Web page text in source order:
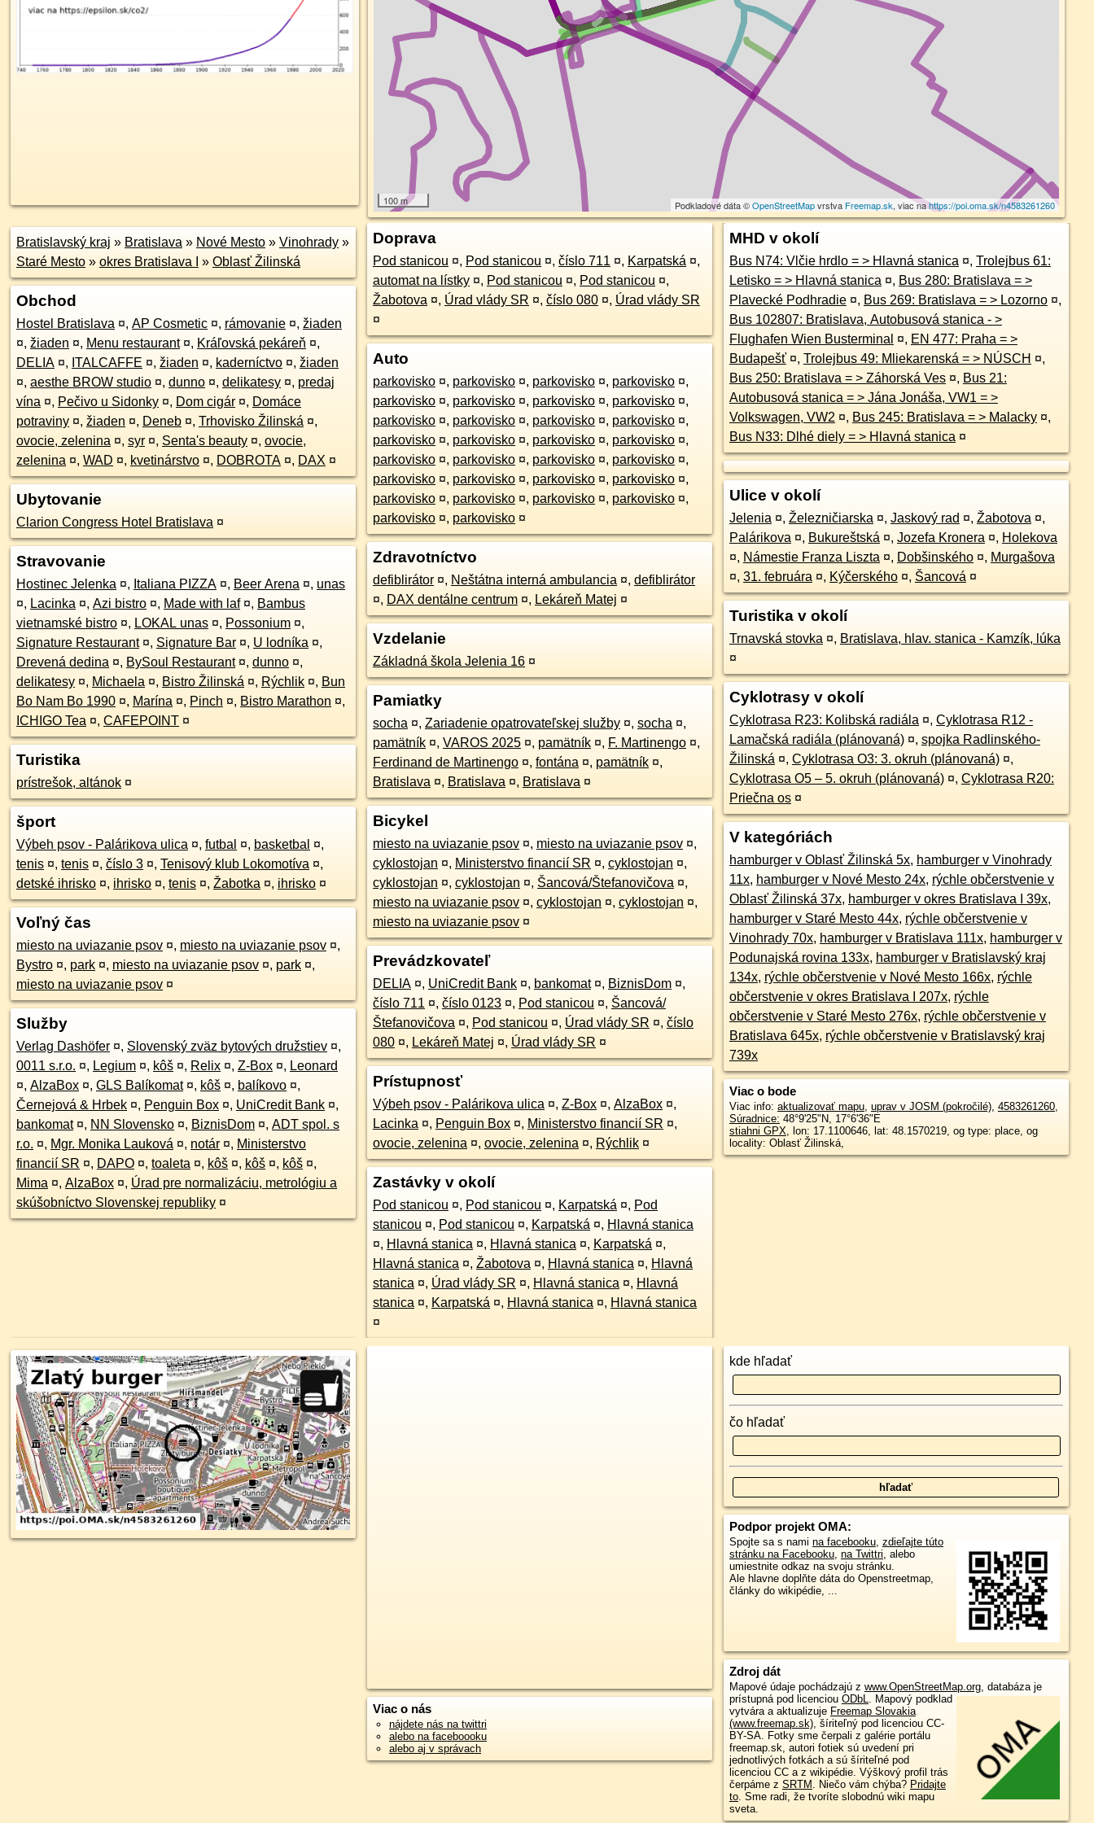
100 m Podkladové dáta ©OpenStreetMapvrstva Freemap.sk, viac nahttps://poi.oma.sk/n4583261260
Bratislavský kraj » Bratislava » Nové Mesto » Vinohrady »
Staré Mesto » okres Bratislava I » Oblasť Žilinská
Obchod
Hostel Bratislava ¤, AP Cosmetic ¤, rámovanie ¤, žiaden
¤, žiaden ¤, Menu restaurant ¤, Kráľovská pekáreň ¤,
DELIA ¤, ITALCAFFE ¤, žiaden ¤, kaderníctvo ¤, žiaden
¤, aesthe BROW studio ¤, dunno ¤, delikatesy ¤, predaj
vína ¤, Pečivo u Sidonky ¤, Dom cigár ¤, Domáce
potraviny ¤, žiaden ¤, Deneb ¤, Trhovisko Žilinská ¤,
ovocie, zelenina ¤, syr ¤, Senta's beauty ¤, ovocie,
zelenina ¤, WAD ¤, kvetinárstvo ¤, DOBROTA ¤, DAX ¤
Ubytovanie
Clarion Congress Hotel Bratislava ¤
Stravovanie
Hostinec Jelenka ¤, Italiana PIZZA ¤, Beer Arena ¤, unas
¤, Lacinka ¤, Azi bistro ¤, Made with laf ¤, Bambus
vietnamské bistro ¤, LOKAL unas ¤, Possonium ¤,
Signature Restaurant ¤, Signature Bar ¤, U lodníka ¤,
Drevená dedina ¤, BySoul Restaurant ¤, dunno ¤,
delikatesy ¤, Michaela ¤, Bistro Žilinská ¤, Rýchlik ¤, Bun
Bo Nam Bo 1990 ¤, Marína ¤, Pinch ¤, Bistro Marathon ¤,
ICHIGO Tea ¤, CAFEPOINT ¤
Turistika
prístrešok, altánok ¤
šport
Výbeh psov - Palárikova ulica ¤, futbal ¤, basketbal ¤,
tenis ¤, tenis ¤, číslo 3 ¤, Tenisový klub Lokomotíva ¤,
detské ihrisko ¤, ihrisko ¤, tenis ¤, Žabotka ¤, ihrisko ¤
Voľný čas
miesto na uviazanie psov ¤, miesto na uviazanie psov ¤,
Bystro ¤, park ¤, miesto na uviazanie psov ¤, park ¤,
miesto na uviazanie psov ¤
Služby
Verlag Dashöfer ¤, Slovenský zväz bytových družstiev ¤,
0011 s.r.o. ¤, Legium ¤, kôš ¤, Relix ¤, Z-Box ¤, Leonard
¤, AlzaBox ¤, GLS Balíkomat ¤, kôš ¤, balíkovo ¤,
Černejová & Hrbek ¤, Penguin Box ¤, UniCredit Bank ¤,
bankomat ¤, NN Slovensko ¤, BiznisDom ¤, ADT spol. s
r.o. ¤, Mgr. Monika Lauková ¤, notár ¤, Ministerstvo
financií SR ¤, DAPO ¤, toaleta ¤, kôš ¤, kôš ¤, kôš ¤,
Mima ¤, AlzaBox ¤, Úrad pre normalizáciu, metrológiu a
skúšobníctvo Slovenskej republiky ¤
Doprava
Pod stanicou ¤, Pod stanicou ¤, číslo 711 ¤, Karpatská ¤,
automat na lístky ¤, Pod stanicou ¤, Pod stanicou ¤,
Žabotova ¤, Úrad vlády SR ¤, číslo 080 ¤, Úrad vlády SR
¤
Auto
parkovisko ¤, parkovisko ¤, parkovisko ¤, parkovisko ¤,
parkovisko ¤, parkovisko ¤, parkovisko ¤, parkovisko ¤,
parkovisko ¤, parkovisko ¤, parkovisko ¤, parkovisko ¤,
parkovisko ¤, parkovisko ¤, parkovisko ¤, parkovisko ¤,
parkovisko ¤, parkovisko ¤, parkovisko ¤, parkovisko ¤,
parkovisko ¤, parkovisko ¤, parkovisko ¤, parkovisko ¤,
parkovisko ¤, parkovisko ¤, parkovisko ¤, parkovisko ¤,
parkovisko ¤, parkovisko ¤
Zdravotníctvo
defiblirátor ¤, Neštátna interná ambulancia ¤, defiblirátor
¤, DAX dentálne centrum ¤, Lekáreň Matej ¤
Vzdelanie
Základná škola Jelenia 16 ¤
Pamiatky
socha ¤, Zariadenie opatrovateľskej služby ¤, socha ¤,
pamätník ¤, VAROS 2025 ¤, pamätník ¤, F. Martinengo ¤,
Ferdinand de Martinengo ¤, fontána ¤, pamätník ¤,
Bratislava ¤, Bratislava ¤, Bratislava ¤
Bicykel
miesto na uviazanie psov ¤, miesto na uviazanie psov ¤,
cyklostojan ¤, Ministerstvo financií SR ¤, cyklostojan ¤,
cyklostojan ¤, cyklostojan ¤, Šancová/Štefanovičova ¤,
miesto na uviazanie psov ¤, cyklostojan ¤, cyklostojan ¤,
miesto na uviazanie psov ¤
Prevádzkovateľ
DELIA ¤, UniCredit Bank ¤, bankomat ¤, BiznisDom ¤,
číslo 711 ¤, číslo 0123 ¤, Pod stanicou ¤, Šancová/
Štefanovičova ¤, Pod stanicou ¤, Úrad vlády SR ¤, číslo
080 ¤, Lekáreň Matej ¤, Úrad vlády SR ¤
Prístupnosť
Výbeh psov - Palárikova ulica ¤, Z-Box ¤, AlzaBox ¤,
Lacinka ¤, Penguin Box ¤, Ministerstvo financií SR ¤,
ovocie, zelenina ¤, ovocie, zelenina ¤, Rýchlik ¤
Zastávky v okolí
Pod stanicou ¤, Pod stanicou ¤, Karpatská ¤, Pod
stanicou ¤, Pod stanicou ¤, Karpatská ¤, Hlavná stanica
¤, Hlavná stanica ¤, Hlavná stanica ¤, Karpatská ¤,
Hlavná stanica ¤, Žabotova ¤, Hlavná stanica ¤, Hlavná
stanica ¤, Úrad vlády SR ¤, Hlavná stanica ¤, Hlavná
stanica ¤, Karpatská ¤, Hlavná stanica ¤, Hlavná stanica
¤
MHD v okolí
Bus N74: Vlčie hrdlo = > Hlavná stanica ¤, Trolejbus 61:
Letisko = > Hlavná stanica ¤, Bus 280: Bratislava = >
Plavecké Podhradie ¤, Bus 269: Bratislava = > Lozorno ¤,
Bus 102807: Bratislava, Autobusová stanica - >
Flughafen Wien Busterminal ¤, EN 477: Praha = >
Budapešť ¤, Trolejbus 49: Mliekarenská = > NÚSCH ¤,
Bus 250: Bratislava = > Záhorská Ves ¤, Bus 21:
Autobusová stanica = > Jána Jonáša, VW1 = >
Volkswagen, VW2 ¤, Bus 245: Bratislava = > Malacky ¤,
Bus N33: Dlhé diely = > Hlavná stanica ¤
Ulice v okolí
Jelenia ¤, Železničiarska ¤, Jaskový rad ¤, Žabotova ¤,
Palárikova ¤, Bukureštská ¤, Jozefa Kronera ¤, Holekova
¤, Námestie Franza Liszta ¤, Dobšinského ¤, Murgašova
¤, 31. februára ¤, Kýčerského ¤, Šancová ¤
Turistika v okolí
Trnavská stovka ¤, Bratislava, hlav. stanica - Kamzík, lúka
¤
Cyklotrasy v okolí
Cyklotrasa R23: Kolibská radiála ¤, Cyklotrasa R12 -
Lamačská radiála (plánovaná) ¤, spojka Radlinského-
Žilinská ¤, Cyklotrasa O3: 3. okruh (plánovaná) ¤,
Cyklotrasa O5 – 5. okruh (plánovaná) ¤, Cyklotrasa R20:
Priečna os ¤
V kategóriách
hamburger v Oblasť Žilinská 5x, hamburger v Vinohrady
11x, hamburger v Nové Mesto 24x, rýchle občerstvenie v
Oblasť Žilinská 37x, hamburger v okres Bratislava I 39x,
hamburger v Staré Mesto 44x, rýchle občerstvenie v
Vinohrady 70x, hamburger v Bratislava 111x, hamburger v
Podunajská rovina 133x, hamburger v Bratislavský kraj
134x, rýchle občerstvenie v Nové Mesto 166x, rýchle
občerstvenie v okres Bratislava I 207x, rýchle
občerstvenie v Staré Mesto 276x, rýchle občerstvenie v
Bratislava 645x, rýchle občerstvenie v Bratislavský kraj
739x
Viac o bode
Viac info: aktualizovať mapu, uprav v JOSM (pokročilé), 4583261260,
Súradnice: 48°9'25"N, 17°6'36"E
stiahni GPX, lon: 17.1100646, lat: 48.1570219, og type: place, og
locality: Oblasť Žilinská,
Viac o nás
nájdete nás na twittri
alebo na faceboooku
alebo aj v správach
kde hľadať
čo hľadať
Podpor projekt OMA:
Spojte sa s nami na facebooku, zdieľajte túto
stránku na Facebooku, na Twittri, alebo
umiestnite odkaz na svoju stránku.
Ale hlavne doplňte dáta do Openstreetmap,
články do wikipédie, ...
Zdroj dát
Mapové údaje pochádzajú z www.OpenStreetMap.org, databáza je
prístupná pod licenciou ODbL. Mapový podklad
vytvára a aktualizuje Freemap Slovakia
(www.freemap.sk), šíriteľný pod licenciou CC-
BY-SA. Fotky sme čerpali z galérie portálu
freemap.sk, autori fotiek sú uvedení pri
jednotlivých fotkách a sú šíriteľné pod
licenciou CC a z wikipédie. Výškový profil trás
čerpáme z SRTM . Niečo vám chýba? Pridajte
to. Sme radi, že tvoríte slobodnú wiki mapu
sveta.